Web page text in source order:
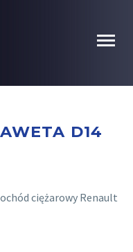
D14
ciężarowy Renault